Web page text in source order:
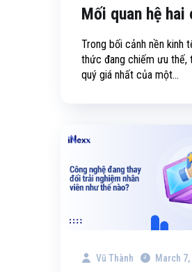
Mối quan hệ hai
Trong bối cảnh nền kinh
thức đang chiếm ưu thế,
quý giá nhất của một...
Vũ Thành March